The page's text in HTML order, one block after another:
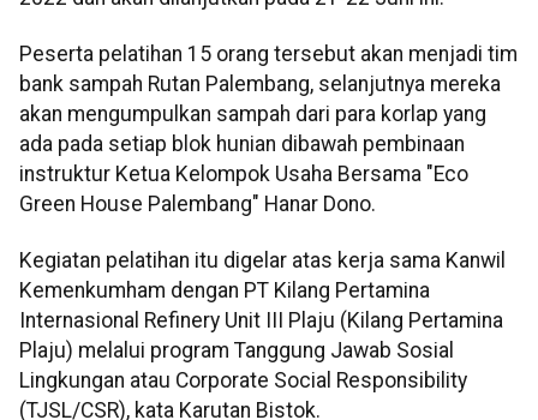
Peserta pelatihan 15 orang tersebut akan menjadi tim
bank sampah Rutan Palembang, selanjutnya mereka
akan mengumpulkan sampah dari para korlap yang
ada pada setiap blok hunian dibawah pembinaan
instruktur Ketua Kelompok Usaha Bersama "Eco
Green House Palembang" Hanar Dono.
Kegiatan pelatihan itu digelar atas kerja sama Kanwil
Kemenkumham dengan PT Kilang Pertamina
Internasional Refinery Unit III Plaju (Kilang Pertamina
Plaju) melalui program Tanggung Jawab Sosial
Lingkungan atau Corporate Social Responsibility
(TJSL/CSR), kata Karutan Bistok.